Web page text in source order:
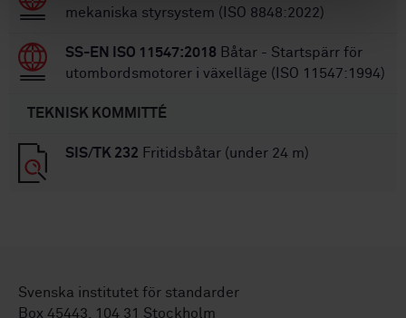
mekaniska styrsystem (ISO 8848:2022)
SS-EN ISO 11547:2018 Båtar - Startspärr för
utombordsmotorer i växelläge (ISO 11547:1994)
TEKNISK KOMMITTÉ
SIS/TK 232 Fritidsbåtar (under 24 m)
Svenska institutet för standarder
Box 45443, 104 31 Stockholm